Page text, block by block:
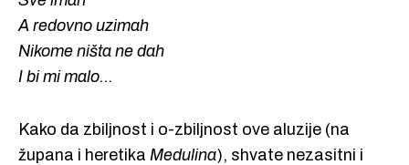
A redovno uzimah
Nikome ništa ne dah
I bi mi malo...
Kako da zbiljnost i o-zbiljnost ove aluzije (na
župana i heretika Medulina), shvate nezasitni i